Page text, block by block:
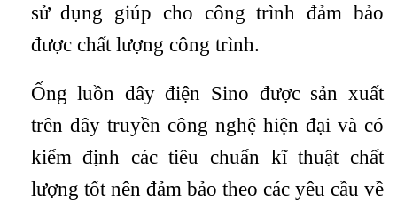
sử dụng giúp cho công trình đảm bảo
được chất lượng công trình.
Ống luồn dây điện Sino được sản xuất
trên dây truyền công nghệ hiện đại và có
kiểm định các tiêu chuẩn kĩ thuật chất
lượng tốt nên đảm bảo theo các yêu cầu về